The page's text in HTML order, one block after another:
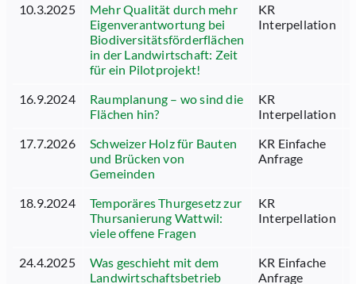
10.3.2025
Mehr Qualität durch mehr
Eigenverantwortung bei
Biodiversitätsförderflächen
in der Landwirtschaft: Zeit
für ein Pilotprojekt!
KR
Interpellation
16.9.2024
Raumplanung – wo sind die
Flächen hin?
KR
Interpellation
17.7.2026
Schweizer Holz für Bauten
und Brücken von
Gemeinden
KR Einfache
Anfrage
18.9.2024
Temporäres Thurgesetz zur
Thursanierung Wattwil:
viele offene Fragen
KR
Interpellation
24.4.2025
Was geschieht mit dem
Landwirtschaftsbetrieb
KR Einfache
Anfrage